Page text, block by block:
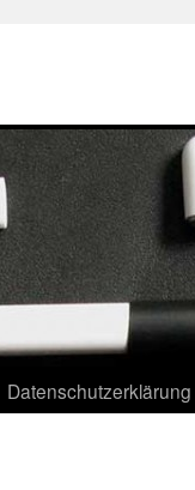
Datenschutzerklärung